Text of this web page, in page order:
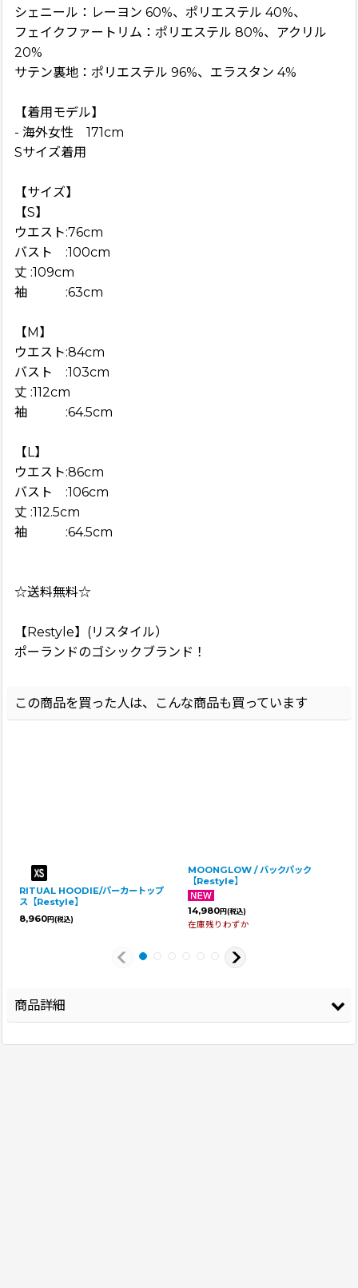
シェニール：レーヨン 60%、ポリエステル 40%、
フェイクファートリム：ポリエステル 80%、アクリル
20%
サテン裏地：ポリエステル 96%、エラスタン 4%
【着用モデル】
- 海外女性 171cm
Sサイズ着用
【サイズ】
【S】
ウエスト:76cm
バスト :100cm
丈 :109cm
袖 :63cm
【M】
ウエスト:84cm
バスト :103cm
丈 :112cm
袖 :64.5cm
【L】
ウエスト:86cm
バスト :106cm
丈 :112.5cm
袖 :64.5cm
☆送料無料☆
【Restyle】(リスタイル）
ポーランドのゴシックブランド！
この商品を買った人は、こんな商品も買っています
RITUAL HOODIE/パーカートップ
ス【Restyle】
8,960円 (税込)
MOONGLOW / バックパック
【Restyle】
14,980円 (税込)
在庫残りわずか
商品詳細
登録年 2025